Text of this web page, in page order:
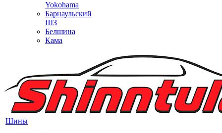
Yokohama
Барнаульский
ШЗ
Белшина
Кама
Шины